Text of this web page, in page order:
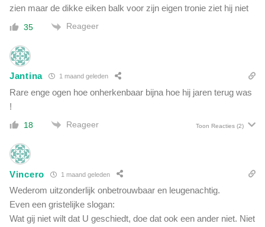
zien maar de dikke eiken balk voor zijn eigen tronie ziet hij niet
35 Reageer
Jantina 1 maand geleden
Rare enge ogen hoe onherkenbaar bijna hoe hij jaren terug was
!
18 Reageer Toon Reacties (2)
Vincero 1 maand geleden
Wederom uitzonderlijk onbetrouwbaar en leugenachtig.
Even een gristelijke slogan:
Wat gij niet wilt dat U geschiedt, doe dat ook een ander niet. Niet